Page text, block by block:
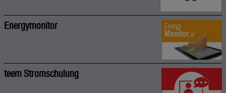
Energymonitor
teem Stromschulung